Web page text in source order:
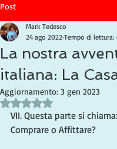
Post
La nostra
italiana: La
Mark Tedesco
24 ago 2022 Tempo di lettura:
Aggiornamento: 3 gen 2023
Valutazione NaN stelle su
VII. Questa parte si
Comprare o Affittare?